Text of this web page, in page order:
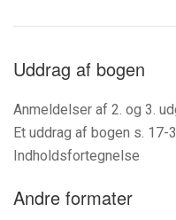
Uddrag af bogen
Anmeldelser af 2. og 3.
Et uddrag af bogen s. 17-
Indholdsfortegnelse
Andre formater